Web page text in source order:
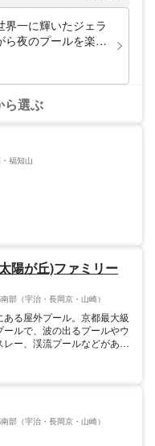
界一に輝いたジェラ
ら夜のプールを楽し
ら選ぶ
福知山
陽が丘)ファミリー
部（宇治・長岡京・山崎）
ある屋外プール。京都最大級
ールで、波の出るプールやウ
レー、渓流プールなどがあ
部（宇治・長岡京・山崎）